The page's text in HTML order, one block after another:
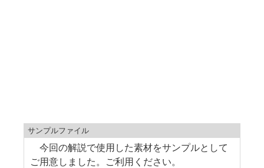
サンプルファイル
今回の解説で使用した素材をサンプルとして
ご用意しました。ご利用ください。